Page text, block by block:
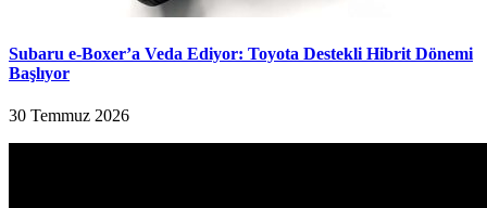
Subaru e-Boxer’a Veda Ediyor: Toyota Destekli Hibrit Dönemi
Başlıyor
30 Temmuz 2026